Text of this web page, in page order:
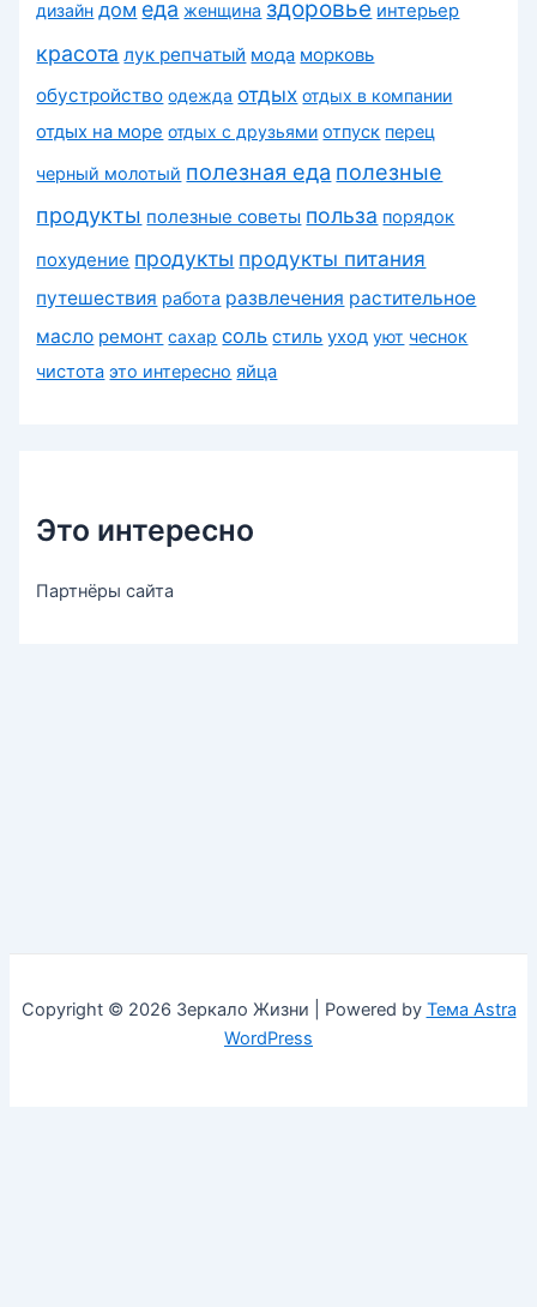
дизайн дом еда женщина здоровье интерьер
красота лук репчатый мода морковь
обустройство одежда отдых отдых в компании
отдых на море отдых с друзьями отпуск перец
черный молотый полезная еда полезные
продукты полезные советы польза порядок
похудение продукты продукты питания
путешествия работа развлечения растительное
масло ремонт сахар соль стиль уход уют чеснок
чистота это интересно яйца
Это интересно
Партнёры сайта
Copyright © 2026 Зеркало Жизни | Powered by Тема Astra
WordPress